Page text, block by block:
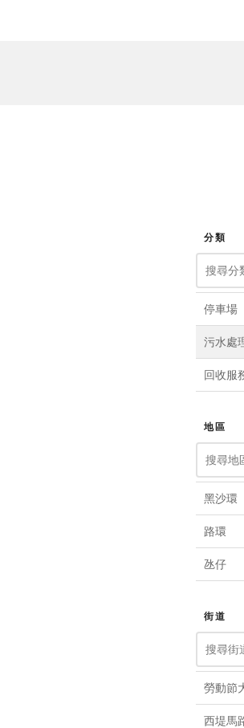
分類
停車場
污水
回收服
地區
黑沙環
路環
氹仔
街道
勞動節
西堤馬